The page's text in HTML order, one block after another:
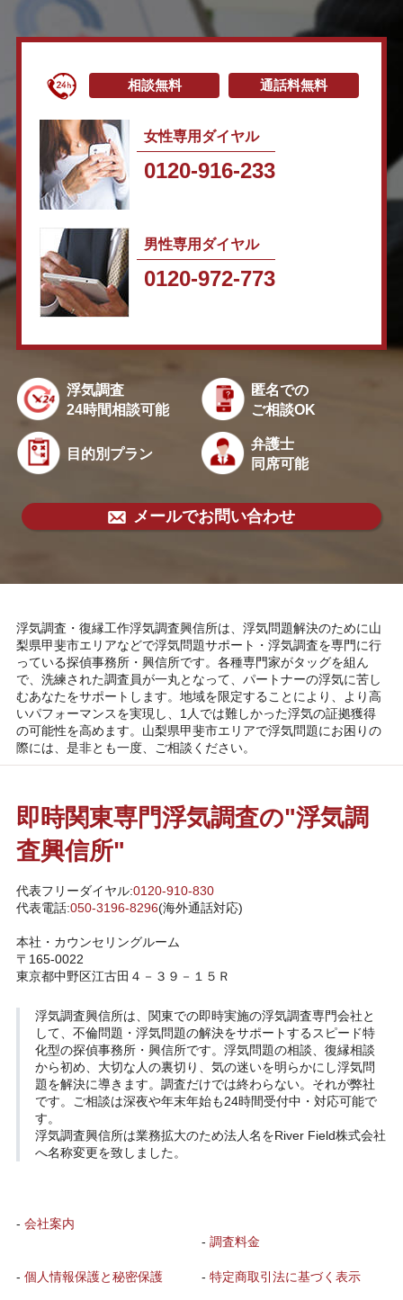
相談無料 通話料無料
女性専用ダイヤル
0120-916-233
男性専用ダイヤル
0120-972-773
浮気調査
24時間相談可能
匿名での
ご相談OK
目的別プラン
弁護士
同席可能
メールでお問い合わせ
浮気調査・復縁工作浮気調査興信所は、浮気問題解決のために山
梨県甲斐市エリアなどで浮気問題サポート・浮気調査を専門に行
っている探偵事務所・興信所です。各種専門家がタッグを組ん
で、洗練された調査員が一丸となって、パートナーの浮気に苦し
むあなたをサポートします。地域を限定することにより、より高
いパフォーマンスを実現し、1人では難しかった浮気の証拠獲得
の可能性を高めます。山梨県甲斐市エリアで浮気問題にお困りの
際には、是非とも一度、ご相談ください。
即時関東専門浮気調査の"浮気調
査興信所"
代表フリーダイヤル:0120-910-830
代表電話:050-3196-8296(海外通話対応)
本社・カウンセリングルーム
〒165-0022
東京都中野区江古田４－３９－１５Ｒ
浮気調査興信所は、関東での即時実施の浮気調査専門会社と
して、不倫問題・浮気問題の解決をサポートするスピード特
化型の探偵事務所・興信所です。浮気問題の相談、復縁相談
から初め、大切な人の裏切り、気の迷いを明らかにし浮気問
題を解決に導きます。調査だけでは終わらない。それが弊社
です。ご相談は深夜や年末年始も24時間受付中・対応可能で
す。
浮気調査興信所は業務拡大のため法人名をRiver Field株式会社
へ名称変更を致しました。
- 会社案内
- 調査料金
- 個人情報保護と秘密保護 - 特定商取引法に基づく表示